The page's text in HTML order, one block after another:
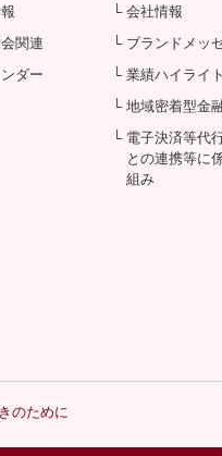
関連
ダー
└ 会社情報
└ ブランドメッ
└ 業績ハイライ
└ 地域密着型金
└ 電子決済等代
との連携等に
組み
のために